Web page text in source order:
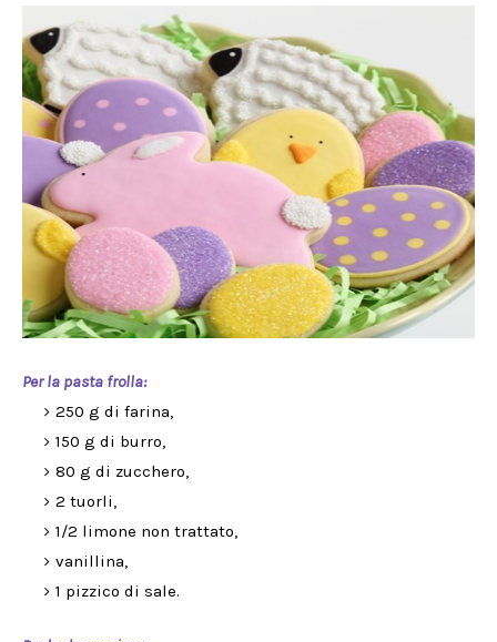
Per la pasta frolla:
250 g di farina,
150 g di burro,
80 g di zucchero,
2 tuorli,
1/2 limone non trattato,
vanillina,
1 pizzico di sale.